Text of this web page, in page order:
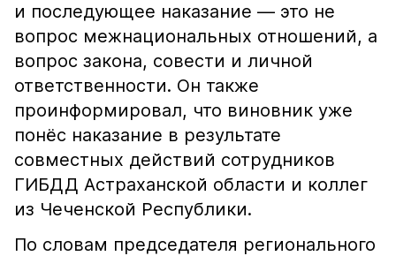
и последующее наказание — это не
вопрос межнациональных отношений, а
вопрос закона, совести и личной
ответственности. Он также
проинформировал, что виновник уже
понёс наказание в результате
совместных действий сотрудников
ГИБДД Астраханской области и коллег
из Чеченской Республики.
По словам председателя регионального